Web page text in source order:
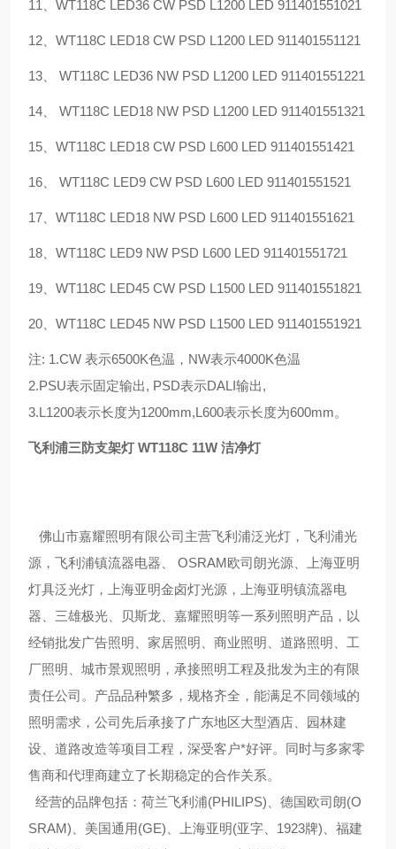
11 WT118C LED36 CW PSD L1200 LED 911401551021
12 WT118C LED18 CW PSD L1200 LED 911401551121
13 WT118C LED36 NW PSD L1200 LED 911401551221
14 WT118C LED18 NW PSD L1200 LED 911401551321
15 WT118C LED18 CW PSD L600 LED 911401551421
16 WT118C LED9 CW PSD L600 LED 911401551521
17 WT118C LED18 NW PSD L600 LED 911401551621
18 WT118C LED9 NW PSD L600 LED 911401551721
19 WT118C LED45 CW PSD L1500 LED 911401551821
20 WT118C LED45 NW PSD L1500 LED 911401551921
注: 1.CW 表示6500K色温，NW表示4000K色温
2.PSU表示固定输出, PSD表示DALI输出,
3.L1200表示长度为1200mm,L600表示长度为600mm。
飞利浦三防支架灯 WT118C 11W 洁净灯
佛山市嘉耀照明有限公司主营飞利浦泛光灯，飞利浦光
源，飞利浦镇流器电器、 OSRAM欧司朗光源、上海亚明
灯具泛光灯，上海亚明金卤灯光源，上海亚明镇流器电
器、三雄极光、贝斯龙、嘉耀照明等一系列照明产品，以
经销批发广告照明、家居照明、商业照明、道路照明、工
厂照明、城市景观照明，承接照明工程及批发为主的有限
责任公司。产品品种繁多，规格齐全，能满足不同领域的
照明需求，公司先后承接了广东地区大型酒店、园林建
设、道路改造等项目工程，深受客户*好评。同时与多家零
售商和代理商建立了长期稳定的合作关系。
经营的品牌包括：荷兰飞利浦(PHILIPS)、德国欧司朗(O
SRAM)、美国通用(GE)、上海亚明(亚字、1923牌)、福建